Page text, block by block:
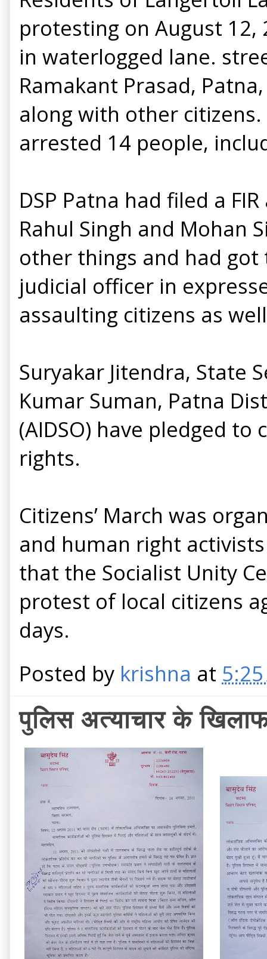
protesting on August
in waterlogged lane.
Ramakant Prasad,
along with other
arrested 14 people,
DSP Patna had filed a
Rahul Singh and Mohan
other things and had
judicial officer in
assaulting citizens as
Suryakar Jitendra, State
Kumar Suman, Patna
(AIDSO) have pledged
rights.
Citizens’ March was
and human right
that the Socialist Unity
protest of local citizens
days.
Posted by krishna at
पुलिस अत्याचार के